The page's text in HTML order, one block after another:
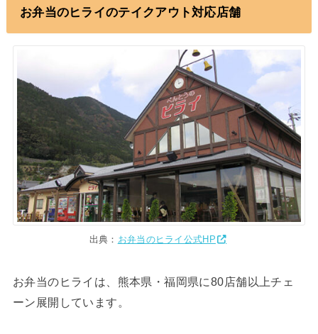
お弁当のヒライのテイクアウト対応店舗
出典： お弁当のヒライ公式HP
お弁当のヒライは、熊本県・福岡県に80店舗以上チェ
ーン展開しています。